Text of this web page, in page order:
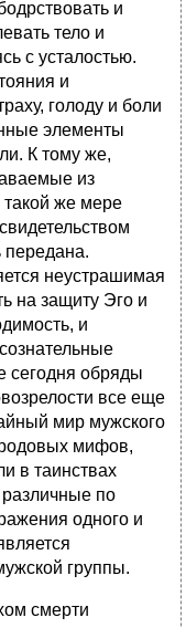
и
тело и
с усталостью.
и
голоду и боли
элементы
К тому же,
из
такой же мере
передана.
неустрашимая
на защиту Эго и
и
сегодня обряды
все еще
мир мужского
мифов,
в таинствах
по
одного и
группы.
смерти